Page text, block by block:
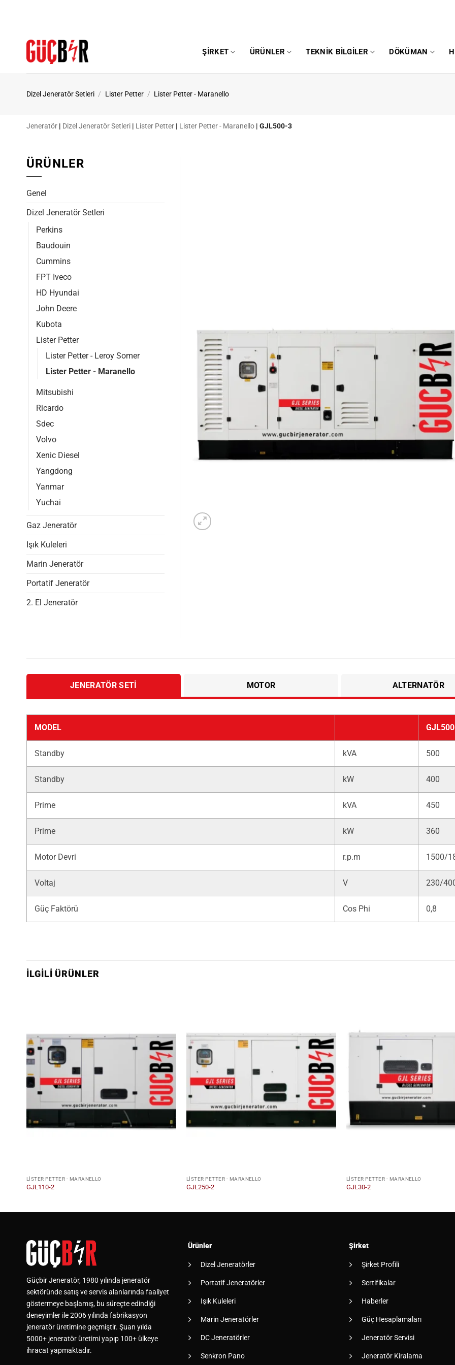
ŞIRKET ÜRÜNLER TEKNIK BILGILER DÖKÜMAN
Dizel Jeneratör Setleri / Lister Petter / Lister Petter - Maranello
Jeneratör | Dizel Jeneratör Setleri | Lister Petter | Lister Petter - Maranello | GJL500-3
ÜRÜNLER
Genel
Dizel Jeneratör Setleri
Perkins
Baudouin
Cummins
FPT Iveco
HD Hyundai
John Deere
Kubota
Lister Petter
Lister Petter - Leroy Somer
Lister Petter - Maranello
Mitsubishi
Ricardo
Sdec
Volvo
Xenic Diesel
Yangdong
Yanmar
Yuchai
Gaz Jeneratör
Işık Kuleleri
Marin Jeneratör
Portatif Jeneratör
2. El Jeneratör
JENERATÖR SETI MOTOR ALTERNATÖR
MODEL
Standby kVA 500
Standby kW 400
Prime kVA 450
Prime kW 360
Motor Devri r.p.m 1500/
Voltaj V 230/
Güç Faktörü Cos Phi 0,8
İLGILI ÜRÜNLER
LISTER PETTER - MARANELLO
GJL110-2
LISTER PETTER - MARANELLO
GJL250-2
LISTER PETTER - MARANELLO
GJL30-2
Güçbir Jeneratör, 1980 yılında jeneratör
sektöründe satış ve servis alanlarında faaliyet
göstermeye başlamış, bu süreçte edindiği
deneyimler ile 2006 yılında fabrikasyon
jeneratör üretimine geçmiştir. Şuan yılda
5000+ jeneratör üretimi yapıp 100+ ülkeye
ihracat yapmaktadır.
Ürünler
Dizel Jeneratörler
Portatif Jeneratörler
Işık Kuleleri
Marin Jeneratörler
DC Jeneratörler
Senkron Pano
Şirket
Şirket Profili
Sertifikalar
Haberler
Güç Hesaplamaları
Jeneratör Servisi
Jeneratör Kiralama